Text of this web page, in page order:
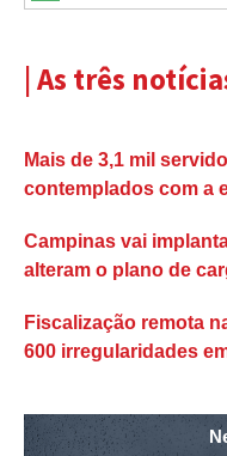
| As três
Mais de 3,1 mil
contemplados com a
Campinas vai
alteram o plano de
Fiscalização remota
600 irregularidades